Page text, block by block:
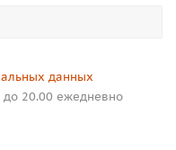
данных
до 20.00 ежедневно